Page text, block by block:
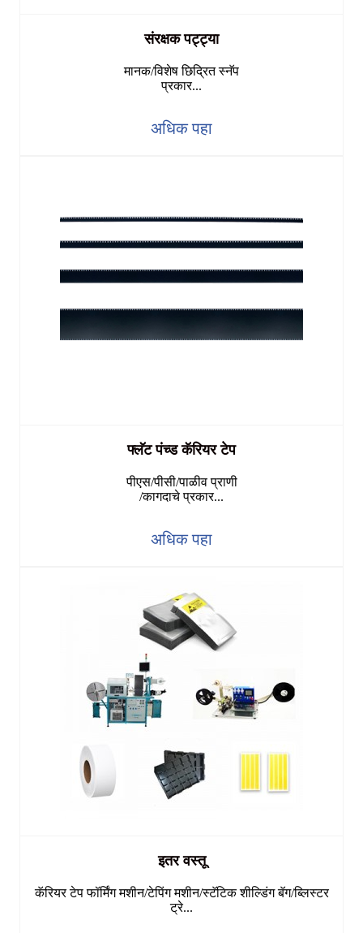
संरक्षक पट्ट्या
मानक/विशेष छिद्रित स्नॅप
प्रकार...
अधिक पहा
फ्लॅट पंच्ड कॅरियर टेप
पीएस/पीसी/पाळीव प्राणी
/कागदाचे प्रकार...
अधिक पहा
इतर वस्तू
कॅरियर टेप फॉर्मिंग मशीन/टेपिंग मशीन/स्टॅटिक शील्डिंग बॅग/ब्लिस्टर
ट्रे...